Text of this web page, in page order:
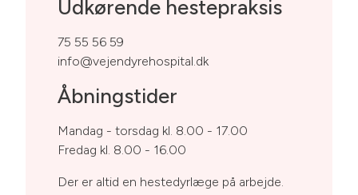
Udkørende hestepraksis
75 55 56 59
info@vejendyrehospital.dk
Åbningstider
Mandag - torsdag kl. 8.00 - 17.00
Fredag kl. 8.00 - 16.00
Der er altid en hestedyrlæge på arbejde.